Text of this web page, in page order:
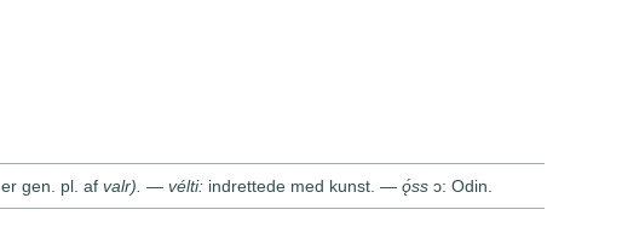
er gen. pl. af valr). — vélti: indrettede med kunst. — ǫ́ss ɔ: Odin.